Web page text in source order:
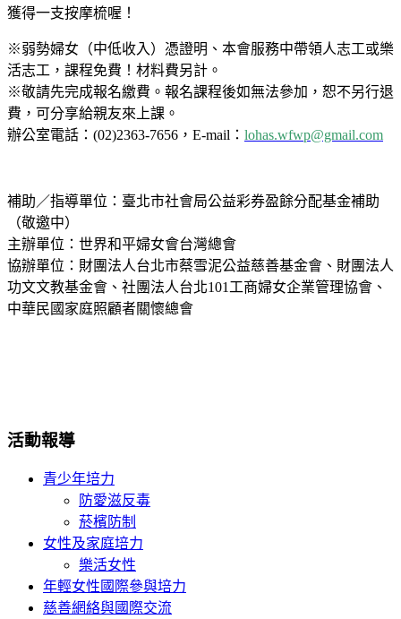
獲得一支按摩梳喔！
※弱勢婦女（中低收入）憑證明、本會服務中帶領人志工或樂
活志工，課程免費！材料費另計。
※敬請先完成報名繳費。報名課程後如無法參加，恕不另行退
費，可分享給親友來上課。
辦公室電話：(02)2363-7656，E-mail： lohas.wfwp@gmail.com
補助／指導單位：臺北市社會局公益彩券盈餘分配基金補助
（敬邀中）
主辦單位：世界和平婦女會台灣總會
協辦單位：財團法人台北市蔡雪泥公益慈善基金會、財團法人
功文文教基金會、社團法人台北101工商婦女企業管理協會、
中華民國家庭照顧者關懷總會
活動報導
青少年培力
防愛滋反毒
菸檳防制
女性及家庭培力
樂活女性
年輕女性國際參與培力
慈善網絡與國際交流